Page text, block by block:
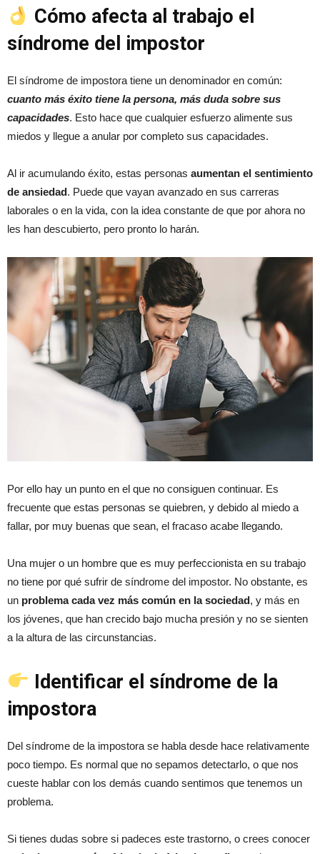
Cómo afecta al trabajo el
síndrome del impostor
El síndrome de impostora tiene un denominador en común:
cuanto más éxito tiene la persona, más duda sobre sus
capacidades. Esto hace que cualquier esfuerzo alimente sus
miedos y llegue a anular por completo sus capacidades.
Al ir acumulando éxito, estas personas aumentan el sentimiento
de ansiedad. Puede que vayan avanzado en sus carreras
laborales o en la vida, con la idea constante de que por ahora no
les han descubierto, pero pronto lo harán.
Por ello hay un punto en el que no consiguen continuar. Es
frecuente que estas personas se quiebren, y debido al miedo a
fallar, por muy buenas que sean, el fracaso acabe llegando.
Una mujer o un hombre que es muy perfeccionista en su trabajo
no tiene por qué sufrir de síndrome del impostor. No obstante, es
un problema cada vez más común en la sociedad, y más en
los jóvenes, que han crecido bajo mucha presión y no se sienten
a la altura de las circunstancias.
Identificar el síndrome de la
impostora
Del síndrome de la impostora se habla desde hace relativamente
poco tiempo. Es normal que no sepamos detectarlo, o que nos
cueste hablar con los demás cuando sentimos que tenemos un
problema.
Si tienes dudas sobre si padeces este trastorno, o crees conocer